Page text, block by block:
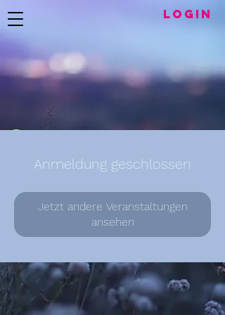
LogIN
Anmeldung geschlossen
Jetzt andere Veranstaltungen
ansehen